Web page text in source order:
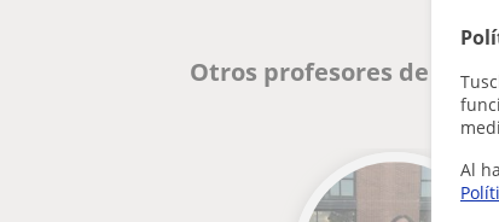
Al
Otros profesores de